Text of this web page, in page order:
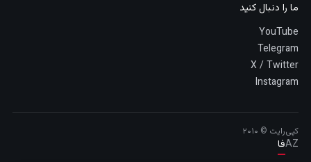
ما را دنبال کنید
YouTube
Telegram
X / Twitter
Instagram
کپی‌رایت © ۲۰۱۰
AZفا